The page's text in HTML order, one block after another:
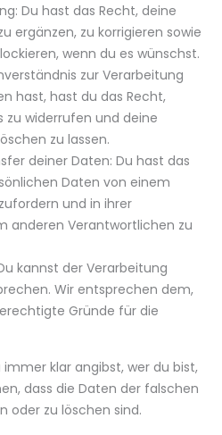
Du hast das Recht, deine
ergänzen, zu korrigieren sowie
wenn du es wünschst.
zur Verarbeitung
hast, hast du das Recht,
zu widerrufen und deine
zu lassen.
deiner Daten: Du hast das
Daten von einem
und in ihrer
anderen Verantwortlichen zu
kannst der Verarbeitung
Wir entsprechen dem,
Gründe für die
klar angibst, wer du bist,
dass die Daten der falschen
oder zu löschen sind.